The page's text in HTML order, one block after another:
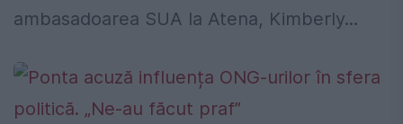
ambasadoarea SUA la Atena, Kimberly...